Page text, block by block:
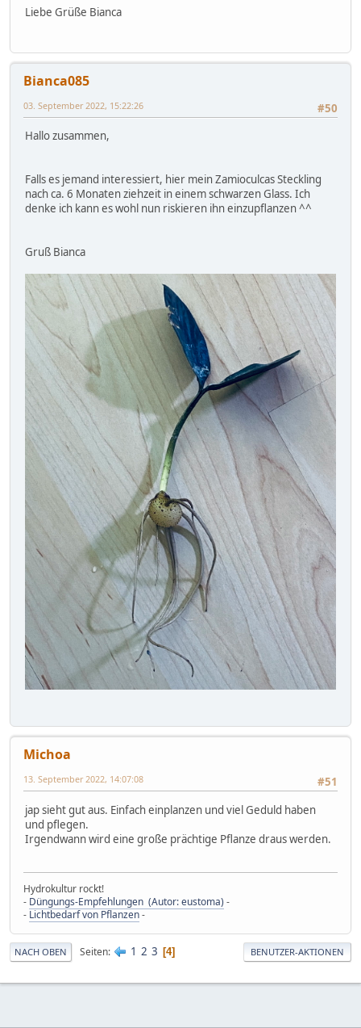
Liebe Grüße Bianca
Bianca085
#50
03. September 2022, 15:22:26
Hallo zusammen,
Falls es jemand interessiert, hier mein Zamioculcas Steckling
nach ca. 6 Monaten ziehzeit in einem schwarzen Glass. Ich
denke ich kann es wohl nun riskieren ihn einzupflanzen ^^
Gruß Bianca
Michoa
#51
13. September 2022, 14:07:08
jap sieht gut aus. Einfach einplanzen und viel Geduld haben
und pflegen.
Irgendwann wird eine große prächtige Pflanze draus werden.
Hydrokultur rockt!
- Düngungs-Empfehlungen (Autor: eustoma) -
- Lichtbedarf von Pflanzen-
NACH OBEN Seiten 1 2 3 4 BENUTZER-AKTIONEN